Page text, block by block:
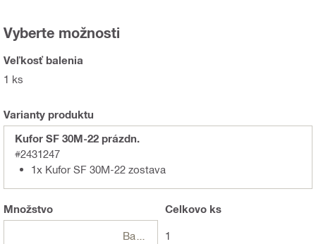
Vyberte možnosti
Veľkosť balenia
1 ks
Varianty produktu
Kufor SF 30M-22 prázdn.
#2431247
1x Kufor SF 30M-22 zostava
Množstvo Celkovo ks
1